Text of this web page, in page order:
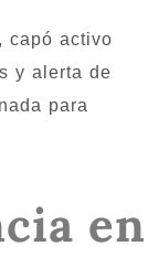
capó activo
y alerta de
para
en